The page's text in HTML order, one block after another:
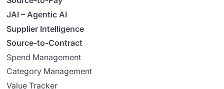
JAI – Agentic AI
Supplier Intelligence
Source-to-Contract
Spend Management
Category Management
Value Tracker